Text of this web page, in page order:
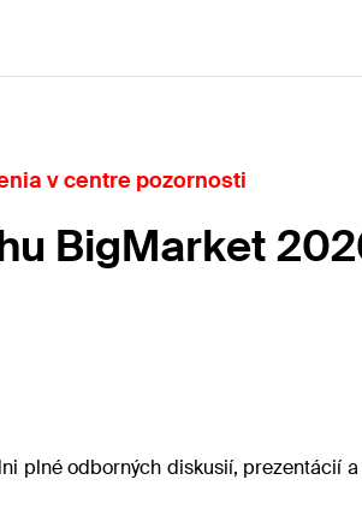
v centre pozornosti
BigMarket
odborných diskusií, prezentácií